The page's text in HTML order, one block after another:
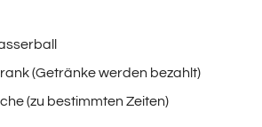
(Getränke werden bezahlt)
(zu bestimmten Zeiten)